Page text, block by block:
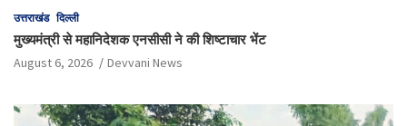
उत्तराखंड दिल्ली
मुख्यमंत्री से महानिदेशक एनसीसी ने की शिष्टाचार भेंट
August 6, 2026 Devvani News